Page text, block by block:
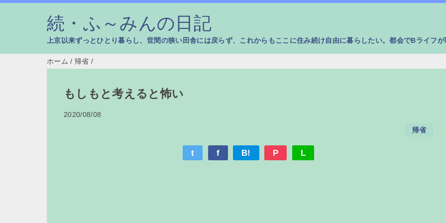
続・ふ～みんの日記
上京以来ずっとひとり暮らし、世間の狭い田舎には戻らず、これからもここに住み続け自由に暮らしたい。都会でBライフ
ホーム / 帰省 /
もしもと考えると怖い
2020/08/08
帰省
t f B! P L